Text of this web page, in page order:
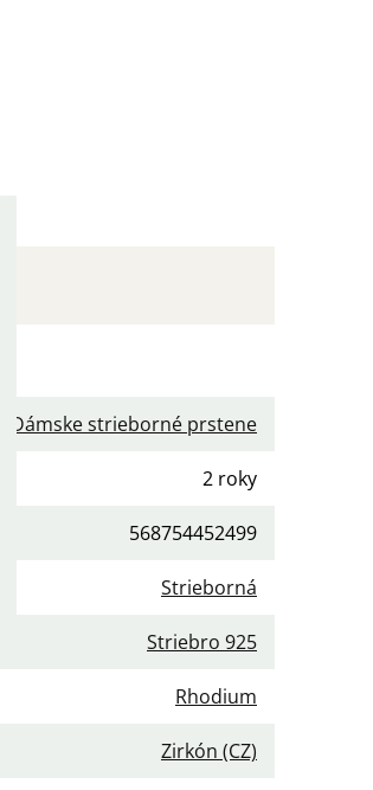
Dámske strieborné prstene
2 roky
568754452499
Strieborná
Striebro 925
Rhodium
Zirkón (CZ)